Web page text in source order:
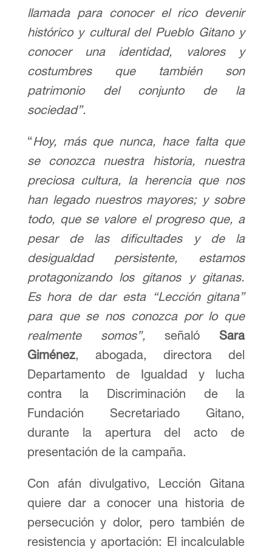
llamada para conocer el rico devenir
histórico y cultural del Pueblo Gitano y
conocer una identidad, valores y
costumbres que también son
patrimonio del conjunto de la
sociedad”.
“Hoy, más que nunca, hace falta que
se conozca nuestra historia, nuestra
preciosa cultura, la herencia que nos
han legado nuestros mayores; y sobre
todo, que se valore el progreso que, a
pesar de las dificultades y de la
desigualdad persistente, estamos
protagonizando los gitanos y gitanas.
Es hora de dar esta “Lección gitana”
para que se nos conozca por lo que
realmente somos”,señalóSara
Giménez, abogada, directora del
Departamento de Igualdad y lucha
contra la Discriminación de la
Fundación Secretariado Gitano,
durante la apertura del acto de
presentación de la campaña.
Con afán divulgativo, Lección Gitana
quiere dar a conocer una historia de
persecución y dolor, pero también de
resistencia y aportación: El incalculable